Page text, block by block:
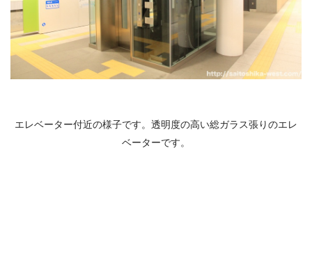
エレベーター付近の様子です。透明度の高い総ガラス張りのエレ
ベーターです。